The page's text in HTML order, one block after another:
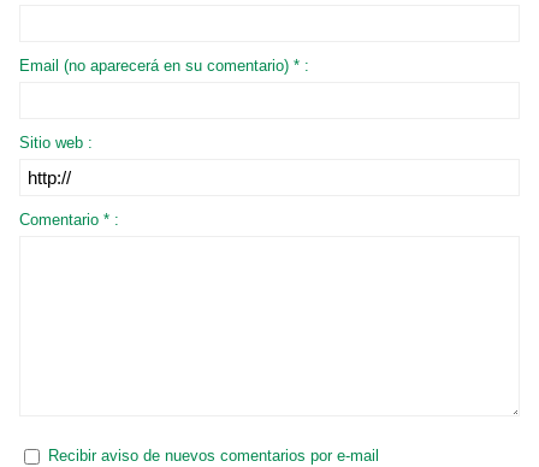
Email (no aparecerá en su comentario) * :
Sitio web :
Comentario * :
Recibir aviso de nuevos comentarios por e-mail